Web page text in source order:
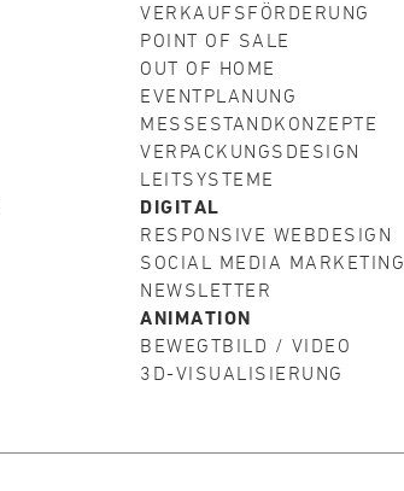
VERKAUFSFÖRDERUNG
POINT OF SALE
OUT OF HOME
EVENTPLANUNG
MESSESTANDKONZEPTE
VERPACKUNGSDESIGN
LEITSYSTEME
DIGITAL
RESPONSIVE WEBDESIGN
SOCIAL MEDIA MARKETING
NEWSLETTER
ANIMATION
BEWEGTBILD / VIDEO
3D-VISUALISIERUNG